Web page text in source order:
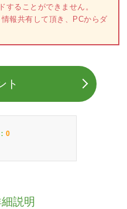
することができません。
報共有して頂き、PCからダ
ト
0
説明